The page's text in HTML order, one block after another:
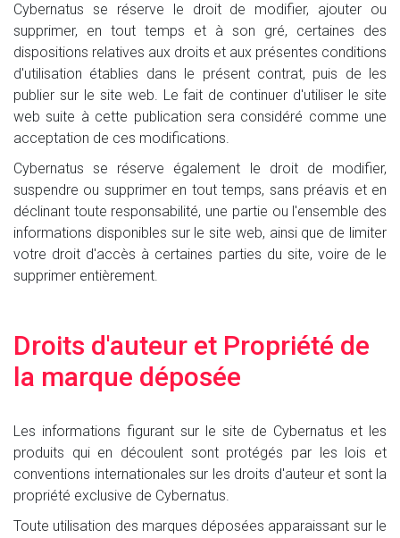
Cybernatus se réserve le droit de modifier, ajouter ou
supprimer, en tout temps et à son gré, certaines des
dispositions relatives aux droits et aux présentes conditions
d'utilisation établies dans le présent contrat, puis de les
publier sur le site web. Le fait de continuer d'utiliser le site
web suite à cette publication sera considéré comme une
acceptation de ces modifications.
Cybernatus se réserve également le droit de modifier,
suspendre ou supprimer en tout temps, sans préavis et en
déclinant toute responsabilité, une partie ou l'ensemble des
informations disponibles sur le site web, ainsi que de limiter
votre droit d'accès à certaines parties du site, voire de le
supprimer entièrement.
Droits d'auteur et Propriété de
la marque déposée
Les informations figurant sur le site de Cybernatus et les
produits qui en découlent sont protégés par les lois et
conventions internationales sur les droits d'auteur et sont la
propriété exclusive de Cybernatus.
Toute utilisation des marques déposées apparaissant sur le